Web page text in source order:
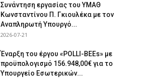
Συνάντηση εργασίας του ΥΜΑΘ
Κωνσταντίνου Π. Γκιουλέκα με τον
Αναπληρωτή Υπουργό...
2026-07-21
Έναρξη του έργου «POLLI-BEEs» με
προϋπολογισμό 156.948,00€ για το
Υπουργείο Εσωτερικών...